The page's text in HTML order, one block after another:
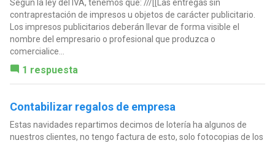
Según la ley del IVA, tenemos que: ///[[Las entregas sin
contraprestación de impresos u objetos de carácter publicitario.
Los impresos publicitarios deberán llevar de forma visible el
nombre del empresario o profesional que produzca o
comercialice...
1 respuesta
Contabilizar regalos de empresa
Estas navidades repartimos decimos de lotería ha algunos de
nuestros clientes, no tengo factura de esto, solo fotocopias de los